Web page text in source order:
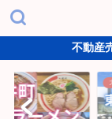
不動産